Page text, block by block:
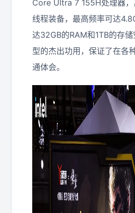
Core Ultra 7 155H处理器
线程装备，最高频率可达
达32GB的RAM和1TB的存
型的杰出功用，保证了在各
通体会。